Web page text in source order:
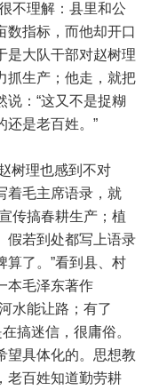
不理解：县里和公
数指标，而他却开口
是大队干部对赵树理
抓生产；他走，就把
：“这又不是捉糊
还是老百姓。”
理也感到不对
着毛主席语录，就
传搞春耕生产；植
假若到处都写上语录
算了。”看到县、村
本毛泽东著作
水能让路；有了
搞迷信，很庸俗。
望具体化的。思想教
老百姓知道勤劳耕